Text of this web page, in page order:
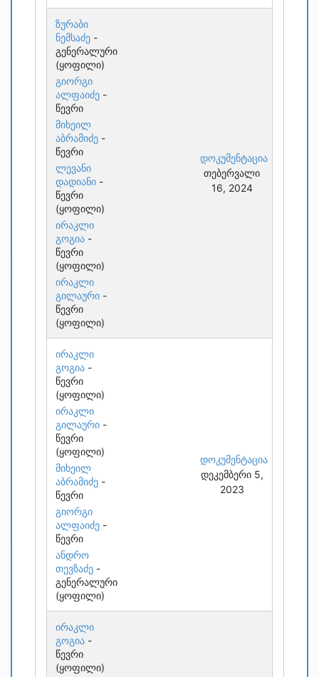
ზურაბი
ნემსაძე -
გენერალური
(ყოფილი)
გიორგი
ალფაიძე -
წევრი
მიხეილ
აბრამიძე -
წევრი
ლევანი
დადიანი -
წევრი
(ყოფილი)
ირაკლი
გოგია -
წევრი
(ყოფილი)
ირაკლი
გილაური -
წევრი
(ყოფილი)
დოკუმენტაცია
თებერვალი
16, 2024
ირაკლი
გოგია -
წევრი
(ყოფილი)
ირაკლი
გილაური -
წევრი
(ყოფილი)
მიხეილ
აბრამიძე -
წევრი
გიორგი
ალფაიძე -
წევრი
ანდრო
თევზაძე -
გენერალური
(ყოფილი)
დოკუმენტაცია
დეკემბერი 5,
2023
ირაკლი
გოგია -
წევრი
(ყოფილი)